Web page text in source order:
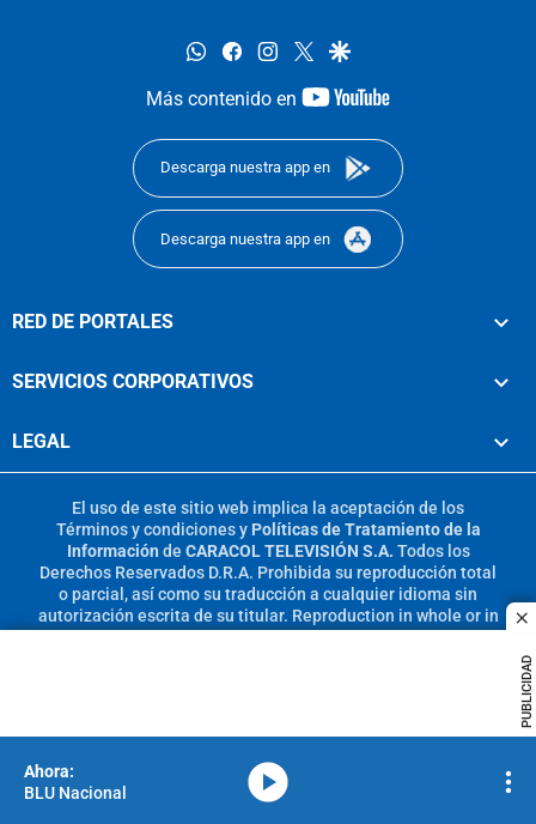
PUBLICIDAD
whatsappfacebookinstagram
twittergoogle
Más contenido en
youtube-
Descarga nuestra app en
Descarga nuestra app en
RED DE PORTALES
SERVICIOS CORPORATIVOS
LEGAL
El uso de este sitio web implica la aceptación de los
Términos y condicionesy Políticas de Tratamiento de la
Información de CARACOL TELEVISIÓN S.A. Todos los
Derechos Reservados D.R.A. Prohibida su reproducción total
o parcial, así como su traducción a cualquier idioma sin
autorización escrita de su titular. Reproduction in whole or in
BLU Nacional